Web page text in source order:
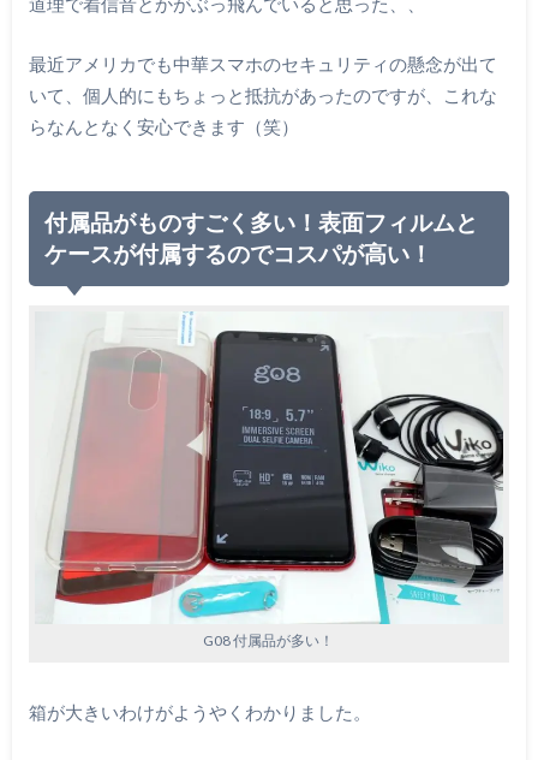
最近アメリカでも中華スマホのセキュリティの懸念が出て
いて、個人的にもちょっと抵抗があったのですが、これな
らなんとなく安心できます（笑）
付属品がものすごく多い！表面フィルムと
ケースが付属するのでコスパが高い！
G08 付属品が多い！
箱が大きいわけがようやくわかりました。